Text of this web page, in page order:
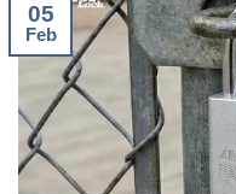
05
Feb